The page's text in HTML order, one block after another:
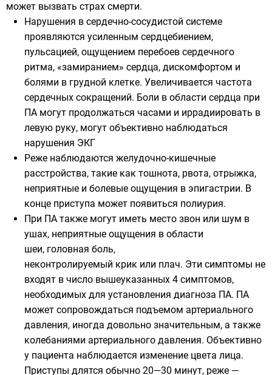
может вызвать страх смерти.
Нарушения в сердечно-сосудистой системе
проявляются усиленным сердцебиением,
пульсацией, ощущением перебоев сердечного
ритма, «замиранием» сердца, дискомфортом и
болями в грудной клетке. Увеличивается частота
сердечных сокращений. Боли в области сердца при
ПА могут продолжаться часами и иррадиировать в
левую руку, могут объективно наблюдаться
нарушения ЭКГ
Реже наблюдаются желудочно-кишечные
расстройства, такие как тошнота, рвота, отрыжка,
неприятные и болевые ощущения в эпигастрии. В
конце приступа может появиться полиурия.
При ПА также могут иметь место звон или шум в
ушах, неприятные ощущения в области
шеи, головная боль,
неконтролируемый крик или плач. Эти симптомы не
входят в число вышеуказанных 4 симптомов,
необходимых для установления диагноза ПА. ПА
может сопровождаться подъемом артериального
давления, иногда довольно значительным, а также
колебаниями артериального давления. Объективно
у пациента наблюдается изменение цвета лица.
Приступы длятся обычно 20—30 минут, реже —